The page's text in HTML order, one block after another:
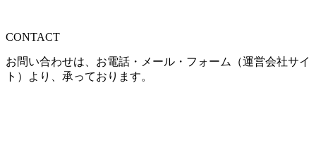
CONTACT
お問い合わせは、お電話・メール・フォーム（運営会社サイ
ト）より、承っております。